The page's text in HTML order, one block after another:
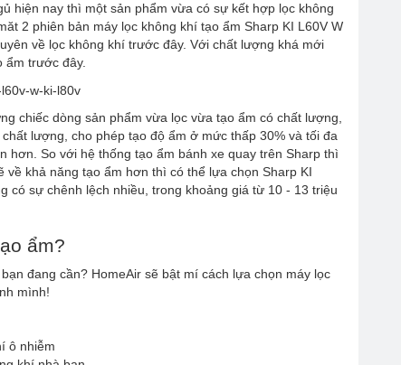
hiện nay thì một sản phẩm vừa có sự kết hợp lọc không
2 phiên bản máy lọc không khí tạo ẩm Sharp KI L60V W
về lọc không khí trước đây. Với chất lượng khá mới
ẩm trước đây.
chiếc dòng sản phẩm vừa lọc vừa tạo ẩm có chất lượng,
lượng, cho phép tạo độ ẩm ở mức thấp 30% và tối đa
hơn. So với hệ thống tạo ẩm bánh xe quay trên Sharp thì
khả năng tạo ẩm hơn thì có thể lựa chọn Sharp KI
có sự chênh lệch nhiều, trong khoảng giá từ 10 - 13 triệu
ẩm?
đang cần? HomeAir sẽ bật mí cách lựa chọn máy lọc
mình!
ô nhiễm